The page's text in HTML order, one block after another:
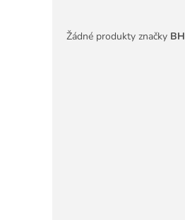
Žádné produkty značky BH